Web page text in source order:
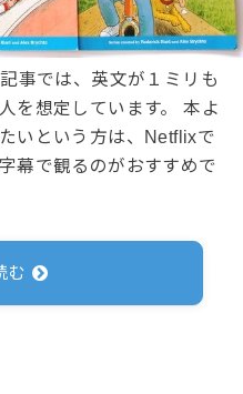
事では、英文が１ミリも
を想定しています。 本よ
いという方は、Netflixで
幕で観るのがおすすめで
む